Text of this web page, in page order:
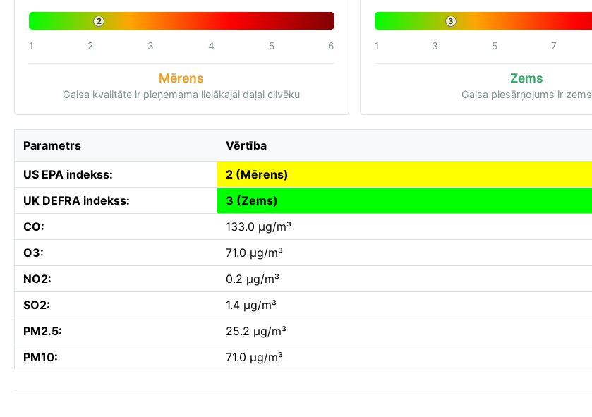
2
1 2 3 4 5 6
Mērens
Gaisa kvalitāte ir pieņemama lielākajai daļai cilvēku
3
1 3 5 7
Zems
Gaisa piesārņojums ir zems
Parametrs Vērtība
US EPA indekss:
2 (Mērens)
UK DEFRA indekss:
3 (Zems)
CO:
133.0 µg/m³
O3:
71.0 µg/m³
NO2:
0.2 µg/m³
SO2:
1.4 µg/m³
PM2.5:
25.2 µg/m³
PM10:
71.0 µg/m³